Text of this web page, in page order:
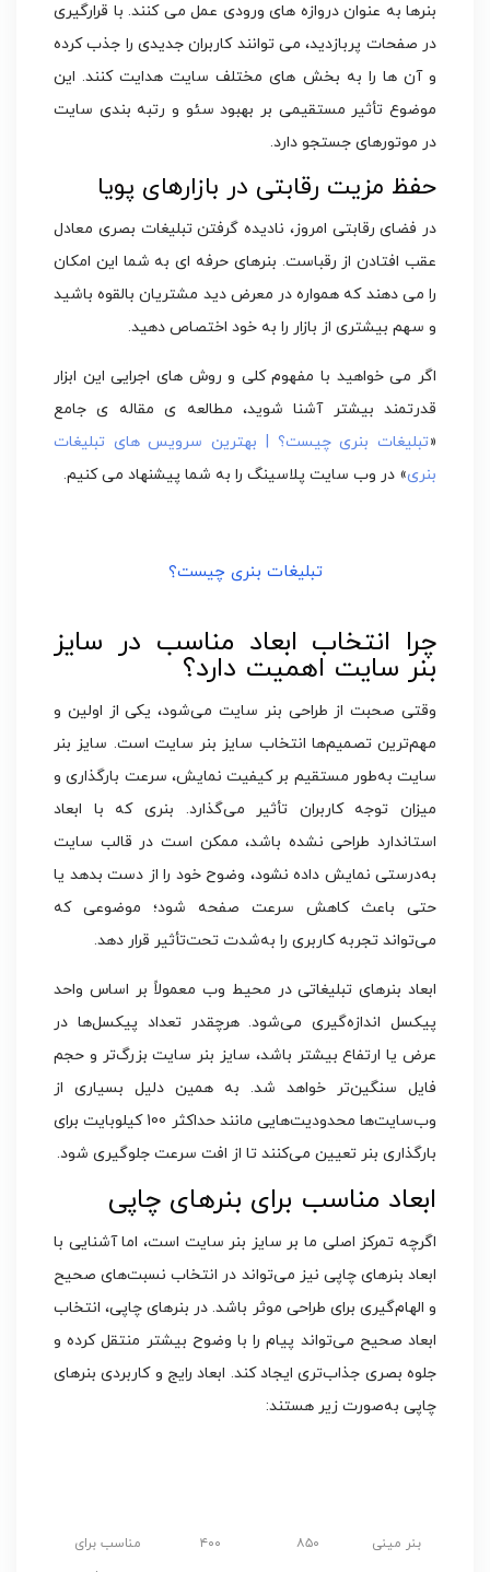
بنرها به عنوان دروازه های ورودی عمل می کنند. با قرارگیری
در صفحات پربازدید، می توانند کاربران جدیدی را جذب کرده
و آن ها را به بخش های مختلف سایت هدایت کنند. این
موضوع تأثیر مستقیمی بر بهبود سئو و رتبه بندی سایت
در موتورهای جستجو دارد.
حفظ مزیت رقابتی در بازارهای پویا
در فضای رقابتی امروز، نادیده گرفتن تبلیغات بصری معادل
عقب افتادن از رقباست. بنرهای حرفه ای به شما این امکان
را می دهند که همواره در معرض دید مشتریان بالقوه باشید
و سهم بیشتری از بازار را به خود اختصاص دهید.
اگر می خواهید با مفهوم کلی و روش های اجرایی این ابزار
قدرتمند بیشتر آشنا شوید، مطالعه ی مقاله ی جامع
«تبلیغات بنری چیست؟ | بهترین سرویس های تبلیغات
بنری» در وب سایت پلاسینگ را به شما پیشنهاد می کنیم.
تبلیغات بنری چیست؟
چرا انتخاب ابعاد مناسب در سایز
بنر سایت اهمیت دارد؟
وقتی صحبت از طراحی بنر سایت می‌شود، یکی از اولین و
مهم‌ترین تصمیم‌ها انتخاب سایز بنر سایت است. سایز بنر
سایت به‌طور مستقیم بر کیفیت نمایش، سرعت بارگذاری و
میزان توجه کاربران تأثیر می‌گذارد. بنری که با ابعاد
استاندارد طراحی نشده باشد، ممکن است در قالب سایت
به‌درستی نمایش داده نشود، وضوح خود را از دست بدهد یا
حتی باعث کاهش سرعت صفحه شود؛ موضوعی که
می‌تواند تجربه کاربری را به‌شدت تحت‌تأثیر قرار دهد.
ابعاد بنرهای تبلیغاتی در محیط وب معمولاً بر اساس واحد
پیکسل اندازه‌گیری می‌شود. هرچقدر تعداد پیکسل‌ها در
عرض یا ارتفاع بیشتر باشد، سایز بنر سایت بزرگ‌تر و حجم
فایل سنگین‌تر خواهد شد. به همین دلیل بسیاری از
وب‌سایت‌ها محدودیت‌هایی مانند حداکثر 100 کیلوبایت برای
بارگذاری بنر تعیین می‌کنند تا از افت سرعت جلوگیری شود.
ابعاد مناسب برای بنرهای چاپی
اگرچه تمرکز اصلی ما بر سایز بنر سایت است، اما آشنایی با
ابعاد بنرهای چاپی نیز می‌تواند در انتخاب نسبت‌های صحیح
و الهام‌گیری برای طراحی موثر باشد. در بنرهای چاپی، انتخاب
ابعاد صحیح می‌تواند پیام را با وضوح بیشتر منتقل کرده و
جلوه بصری جذاب‌تری ایجاد کند. ابعاد رایج و کاربردی بنرهای
چاپی به‌صورت زیر هستند:
بنر مینی ۸۵۰ ۴۰۰
مناسب برای